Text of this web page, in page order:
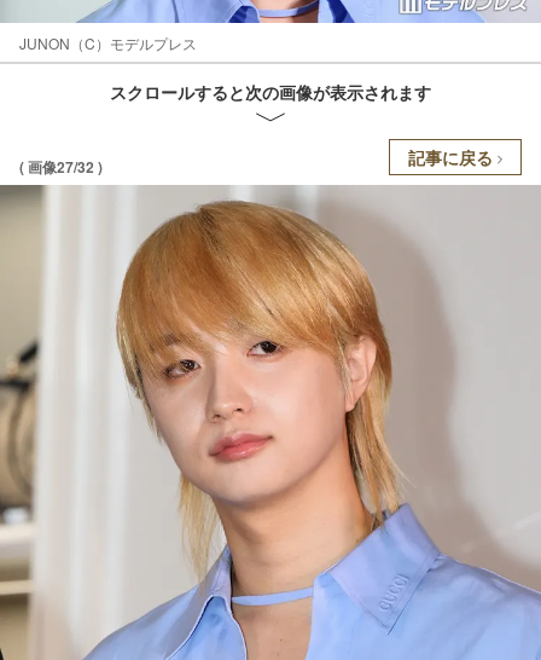
JUNON（C）モデルプレス
スクロールすると次の画像が表示されます
( 画像27/32 ) 記事に戻る